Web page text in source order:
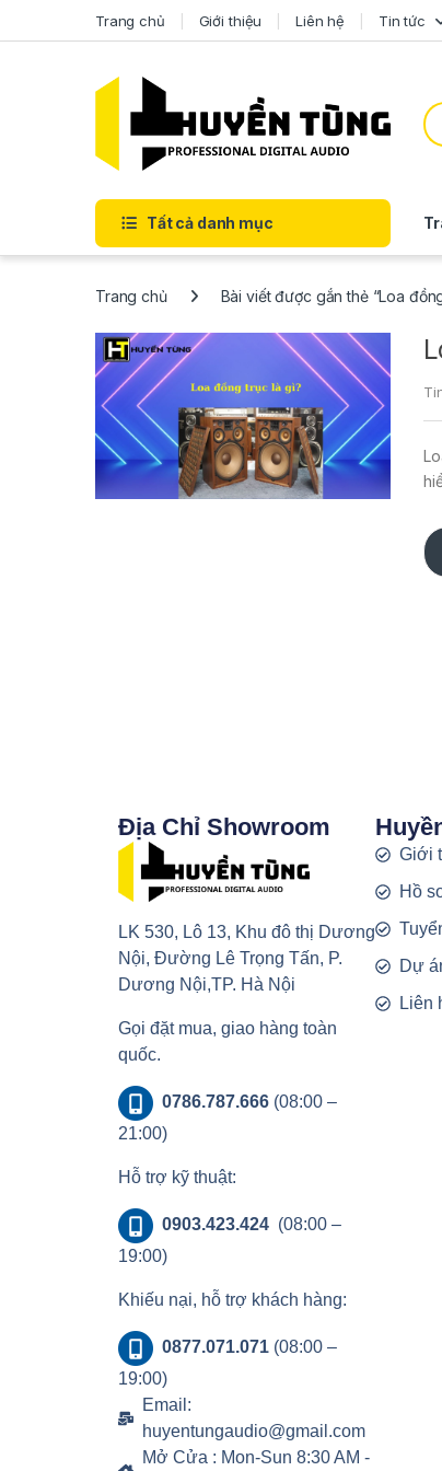
Trang chủ Giới thiệu Liên hệ Tin tức
Tất cả danh mục
Trang chủ Bài viết được gắn thẻ “Loa
Địa Chỉ Showroom
LK 530, Lô 13, Khu đô thị Dương
Nội, Đường Lê Trọng Tấn, P.
Dương Nội,TP. Hà Nội
Gọi đặt mua, giao hàng toàn
quốc.
0786.787.666(08:00 –
21:00)
Hỗ trợ kỹ thuật:
0903.423.424 (08:00 –
19:00)
Khiếu nại, hỗ trợ khách hàng:
0877.071.071(08:00 –
19:00)
Email:
huyentungaudio@gmail.com
Mở Cửa : Mon-Sun 8:30 AM -
Giới
Hồ
Dự
Liên